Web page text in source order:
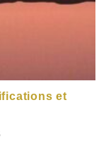
et